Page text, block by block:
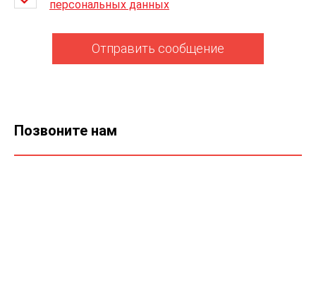
персональных данных
Отправить сообщение
Позвоните нам